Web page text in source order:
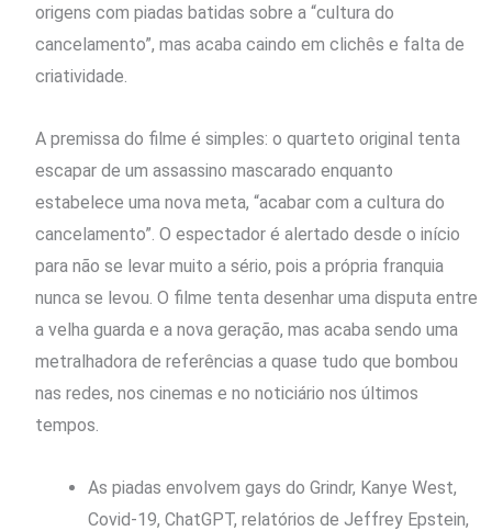
origens com piadas batidas sobre a “cultura do
cancelamento”, mas acaba caindo em clichês e falta de
criatividade.
A premissa do filme é simples: o quarteto original tenta
escapar de um assassino mascarado enquanto
estabelece uma nova meta, “acabar com a cultura do
cancelamento”. O espectador é alertado desde o início
para não se levar muito a sério, pois a própria franquia
nunca se levou. O filme tenta desenhar uma disputa entre
a velha guarda e a nova geração, mas acaba sendo uma
metralhadora de referências a quase tudo que bombou
nas redes, nos cinemas e no noticiário nos últimos
tempos.
As piadas envolvem gays do Grindr, Kanye West,
Covid-19, ChatGPT, relatórios de Jeffrey Epstein,